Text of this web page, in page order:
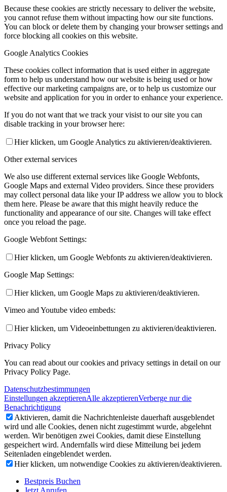
Because these cookies are strictly necessary to deliver the website,
you cannot refuse them without impacting how our site functions.
You can block or delete them by changing your browser settings and
force blocking all cookies on this website.
Google Analytics Cookies
These cookies collect information that is used either in aggregate
form to help us understand how our website is being used or how
effective our marketing campaigns are, or to help us customize our
website and application for you in order to enhance your experience.
If you do not want that we track your visist to our site you can
disable tracking in your browser here:
Hier klicken, um Google Analytics zu aktivieren/deaktivieren.
Other external services
We also use different external services like Google Webfonts,
Google Maps and external Video providers. Since these providers
may collect personal data like your IP address we allow you to block
them here. Please be aware that this might heavily reduce the
functionality and appearance of our site. Changes will take effect
once you reload the page.
Google Webfont Settings:
Hier klicken, um Google Webfonts zu aktivieren/deaktivieren.
Google Map Settings:
Hier klicken, um Google Maps zu aktivieren/deaktivieren.
Vimeo and Youtube video embeds:
Hier klicken, um Videoeinbettungen zu aktivieren/deaktivieren.
Privacy Policy
You can read about our cookies and privacy settings in detail on our
Privacy Policy Page.
Datenschutzbestimmungen
Einstellungen akzeptierenAlle akzeptierenVerberge nur die
Benachrichtigung
Aktivieren, damit die Nachrichtenleiste dauerhaft ausgeblendet
wird und alle Cookies, denen nicht zugestimmt wurde, abgelehnt
werden. Wir benötigen zwei Cookies, damit diese Einstellung
gespeichert wird. Andernfalls wird diese Mitteilung bei jedem
Seitenladen eingeblendet werden.
Hier klicken, um notwendige Cookies zu aktivieren/deaktivieren.
Bestpreis Buchen